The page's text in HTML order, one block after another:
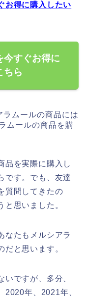
お得に購入したい
今すぐお得に
ちら
ムールの商品には
ムールの商品を購
品を実際に購入し
です。でも、友達
質問してきたの
思いました。
なたもメルシアラ
だと思います。
ですが、多分、
2020年、2021年、